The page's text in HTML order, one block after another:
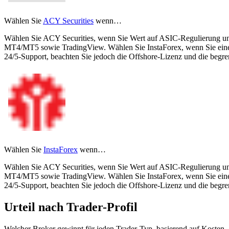
Wählen SieACY Securities wenn…
Wählen Sie ACY Securities, wenn Sie Wert auf ASIC-Regulierung
MT4/MT5 sowie TradingView. Wählen Sie InstaForex, wenn Sie
24/5-Support, beachten Sie jedoch die Offshore-Lizenz und die
Wählen Sie InstaForex wenn…
Wählen Sie ACY Securities, wenn Sie Wert auf ASIC-Regulierung
MT4/MT5 sowie TradingView. Wählen Sie InstaForex, wenn Sie
24/5-Support, beachten Sie jedoch die Offshore-Lizenz und die
Urteil nach Trader-Profil